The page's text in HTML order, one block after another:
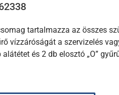
tartalmazza az összes
vízzáróságát a szervizelés
alátétet és 2 db elosztó „O”